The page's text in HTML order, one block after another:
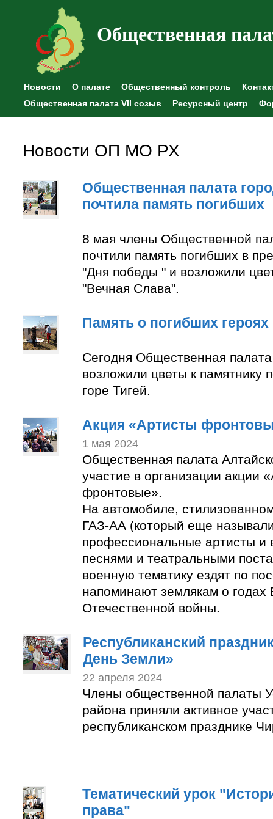
Общественная
Новости О палате Общественный контроль
Общественная палата VII созыв
Ресурсный центр
Общественные наблюдения
Новости ОП МО РХ
Общественная палата
почтила память погибших
8 мая члены Общественной
почтили память погибших в
"Дня победы " и возложили
"Вечная Слава".
Память о погибших героях
Сегодня Общественная
возложили цветы к памятнику
горе Тигей.
Акция «Артисты
1 мая 2024
Общественная палата
участие в организации акции
фронтовые».
На автомобиле,
ГАЗ-АА (который еще
профессиональные артисты и
песнями и театральными
военную тематику ездят по
напоминают землякам о годах
Отечественной войны.
Республиканский
День Земли»
22 апреля 2024
Члены общественной палаты
района приняли активное
республиканском празднике
Тематический урок
права"